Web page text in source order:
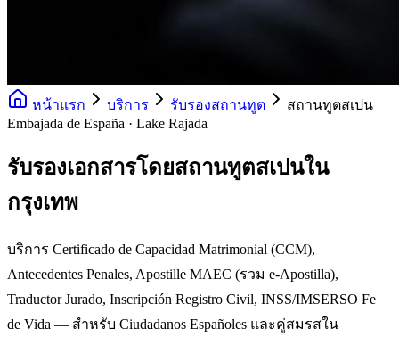
หน้าแรก บริการ รับรองสถานทูต
สถานทูตสเปน
Embajada de España · Lake Rajada
รับรองเอกสารโดยสถานทูตสเปนใน
กรุงเทพ
บริการ Certificado de Capacidad Matrimonial (CCM),
Antecedentes Penales, Apostille MAEC (รวม e-Apostilla),
Traductor Jurado, Inscripción Registro Civil, INSS/IMSERSO Fe
de Vida — สำหรับ Ciudadanos Españoles และคู่สมรสใน